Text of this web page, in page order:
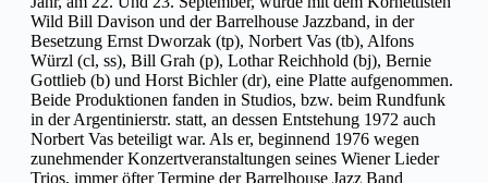
Wild Bill Davison und der Barrelhouse Jazzband, in der
Besetzung Ernst Dworzak (tp), Norbert Vas (tb), Alfons
Würzl (cl, ss), Bill Grah (p), Lothar Reichhold (bj), Bernie
Gottlieb (b) und Horst Bichler (dr), eine Platte aufgenommen.
Beide Produktionen fanden in Studios, bzw. beim Rundfunk
in der Argentinierstr. statt, an dessen Entstehung 1972 auch
Norbert Vas beteiligt war. Als er, beginnend 1976 wegen
zunehmender Konzertveranstaltungen seines Wiener Lieder
Trios, immer öfter Termine der Barrelhouse Jazz Band